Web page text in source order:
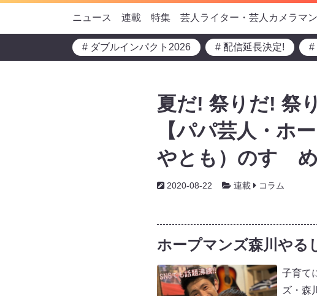
ニュース 連載 特集 芸人ライター・芸人カメラマン
# ダブルインパクト2026 # 配信延長決定! #
夏だ! 祭りだ! 祭
【パパ芸人・ホ
やとも）のすゝめ
2020-08-22 連載 コラム
ホープマンズ森川やる
子育て
ズ・森